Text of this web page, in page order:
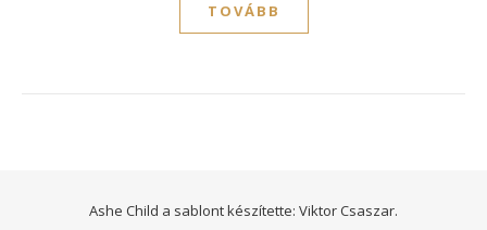
TOVÁBB
Ashe Child a sablont készítette: Viktor Csaszar.